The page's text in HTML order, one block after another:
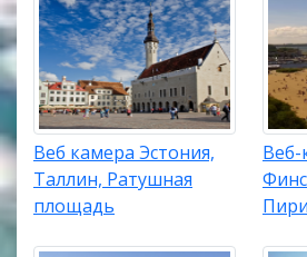
Веб камера Эстония,
Таллин, Ратушная
площадь
Веб-